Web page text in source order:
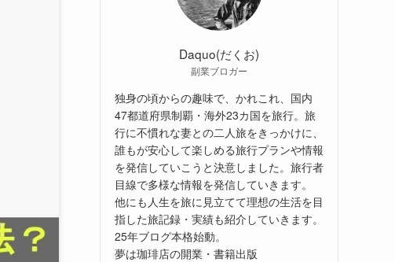
Daquo(だくお)
副業ブロガー
独身の頃からの趣味で、かれこれ、国内
47都道府県制覇・海外23カ国を旅行。旅
行に不慣れな妻との二人旅をきっかけに、
誰もが安心して楽しめる旅行プランや情報
を発信していこうと決意しました。旅行者
目線で多様な情報を発信していきます。
他にも人生を旅に見立てて理想の生活を目
指した旅記録・実績も紹介していきます。
25年ブログ本格始動。
夢は珈琲店の開業・書籍出版